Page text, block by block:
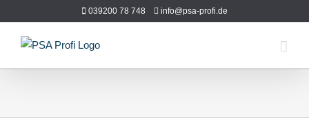
Inhalt
springen
039200 78 748 info@psa-profi.de